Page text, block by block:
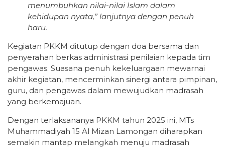
menumbuhkan nilai-nilai Islam dalam
kehidupan nyata,” lanjutnya dengan penuh
haru.
Kegiatan PKKM ditutup dengan doa bersama dan
penyerahan berkas administrasi penilaian kepada tim
pengawas. Suasana penuh kekeluargaan mewarnai
akhir kegiatan, mencerminkan sinergi antara pimpinan,
guru, dan pengawas dalam mewujudkan madrasah
yang berkemajuan.
Dengan terlaksananya PKKM tahun 2025 ini, MTs
Muhammadiyah 15 Al Mizan Lamongan diharapkan
semakin mantap melangkah menuju madrasah